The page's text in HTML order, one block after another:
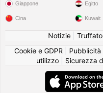
Giappone
Cina
Egitto
Kuwait
Notizie|
Cookie e GDPR
Pubblicità
utilizzo| Sicurezza